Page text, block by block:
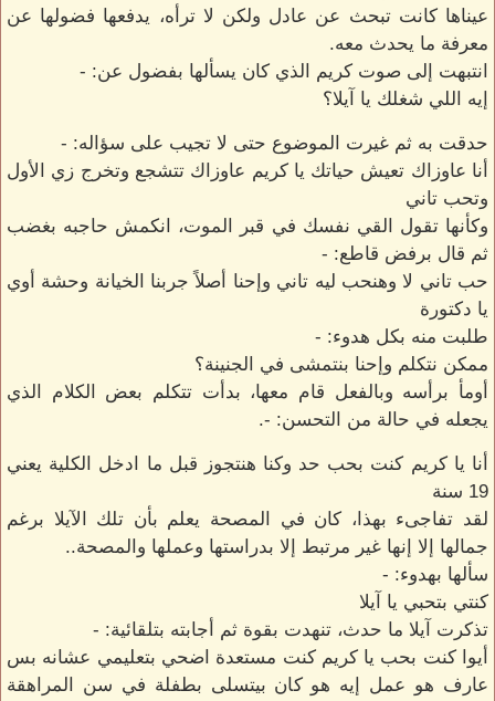
عيناها كانت تبحث عن عادل ولكن لا ترأه، يدفعها فضولها عن
معرفة ما يحدث معه.
انتبهت إلى صوت كريم الذي كان يسألها بفضول عن: -
إيه اللي شغلك يا آيلا؟
حدقت به ثم غيرت الموضوع حتى لا تجيب على سؤاله: -
أنا عاوزاك تعيش حياتك يا كريم عاوزاك تتشجع وتخرج زي الأول
وتحب تاني
وكأنها تقول القي نفسك في قبر الموت، انكمش حاجبه بغضب
ثم قال برفض قاطع: -
حب تاني لا وهنحب ليه تاني وإحنا أصلاً جربنا الخيانة وحشة أوي
يا دكتورة
طلبت منه بكل هدوء: -
ممكن نتكلم وإحنا بنتمشى في الجنينة؟
أومأ برأسه وبالفعل قام معها، بدأت تتكلم بعض الكلام الذي
يجعله في حالة من التحسن: -.
أنا يا كريم كنت بحب حد وكنا هنتجوز قبل ما ادخل الكلية يعني
19 سنة
لقد تفاجىء بهذا، كان في المصحة يعلم بأن تلك الآيلا برغم
جمالها إلا إنها غير مرتبط إلا بدراستها وعملها والمصحة..
سألها بهدوء: -
كنتي بتحبي يا آيلا
تذكرت آيلا ما حدث، تنهدت بقوة ثم أجابته بتلقائية: -
أيوا كنت بحب يا كريم كنت مستعدة اضحي بتعليمي عشانه بس
عارف هو عمل إيه هو كان بيتسلى بطفلة في سن المراهقة